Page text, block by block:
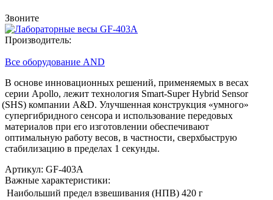
Звоните
Производитель:
Все оборудование AND
В основе инновационных решений, применяемых в весах
серии Apollo, лежит технология Smart-Super Hybrid Sensor
(SHS) компании A&D. Улучшенная конструкция «умного»
супергибридного сенсора и использование передовых
материалов при его изготовлении обеспечивают
оптимальную работу весов, в частности, сверхбыструю
стабилизацию в пределах 1 секунды.
Артикул: GF-403A
Важные характеристики:
Наибольший предел взвешивания (НПВ) 420 г